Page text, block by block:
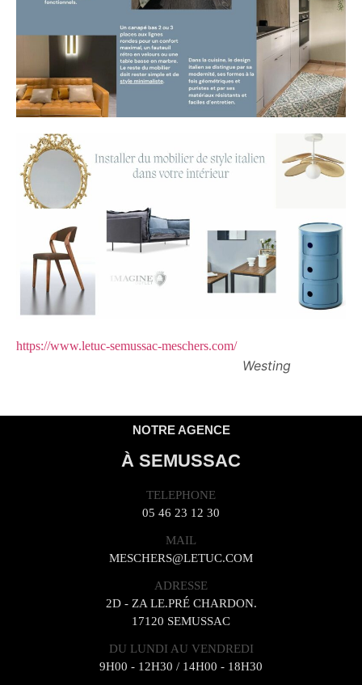
https://www.letuc-semussac-meschers.com/
Westing
NOTRE AGENCE
À SEMUSSAC
TELEPHONE
05 46 23 12 30
MAIL
MESCHERS@LETUC.COM
ADRESSE
2D - ZA LE.PRÉ CHARDON.
17120 SEMUSSAC
DU LUNDI AU VENDREDI
9H00 - 12H30 / 14H00 - 18H30